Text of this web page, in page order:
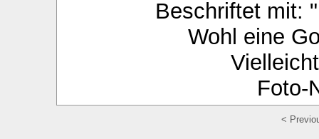
Beschriftet mit:
Wohl eine
Foto-
<